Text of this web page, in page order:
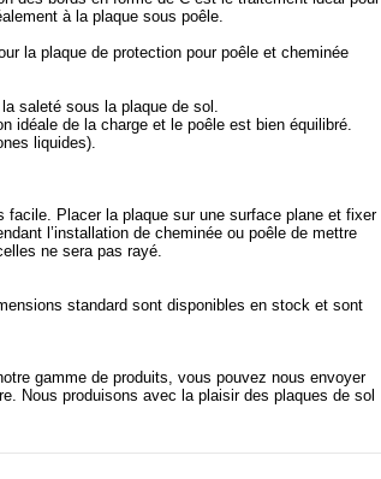
à la plaque sous poêle.
la plaque de protection pour poêle et cheminée
saleté sous la plaque de sol.
idéale de la charge et le poêle est bien équilibré.
liquides).
facile. Placer la plaque sur une surface plane et fixer
l’installation de cheminée ou poêle de mettre
ne sera pas rayé.
standard sont disponibles en stock et sont
gamme de produits, vous pouvez nous envoyer
Nous produisons avec la plaisir des plaques de sol